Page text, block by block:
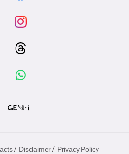
/ Disclaimer / Privacy Policy